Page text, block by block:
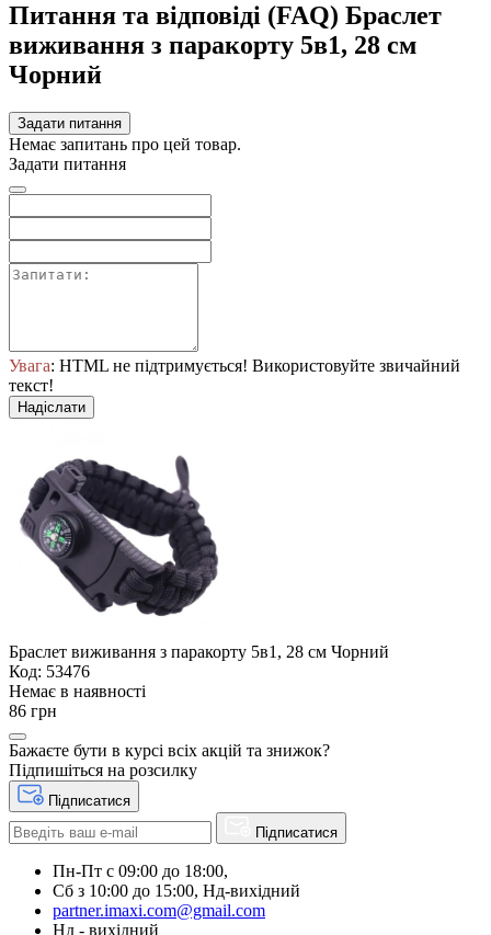
Питання та відповіді (FAQ) Браслет
виживання з паракорту 5в1, 28 см
Чорний
Задати питання
Немає запитань про цей товар.
Задати питання
Увага: HTML не підтримується! Використовуйте звичайний
текст!
Надіслати
Браслет виживання з паракорту 5в1, 28 см Чорний
Код: 53476
Немає в наявності
86 грн
Бажаєте бути в курсі всіх акцій та знижок?
Підпишіться на розсилку
Підписатися
Підписатися
Пн-Пт с 09:00 до 18:00,
Сб з 10:00 до 15:00, Нд-вихідний
partner.imaxi.com@gmail.com
Нд - вихідний